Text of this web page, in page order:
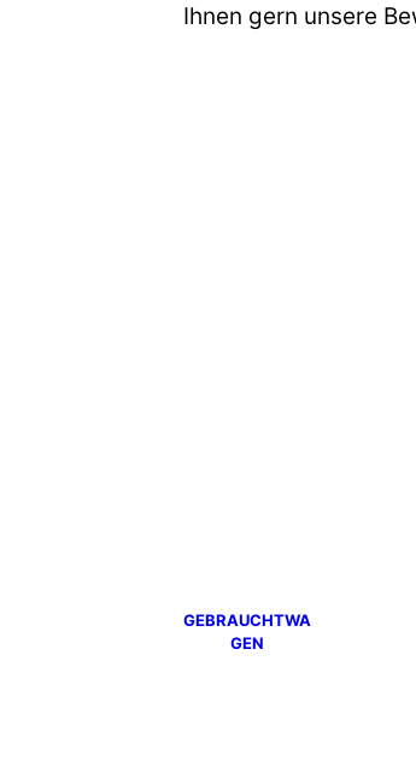
Ihnen gern unsere
GEBRAUCHTWA
GEN